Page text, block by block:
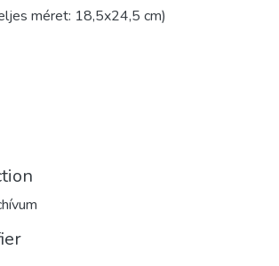
méret: 18,5x24,5 cm)